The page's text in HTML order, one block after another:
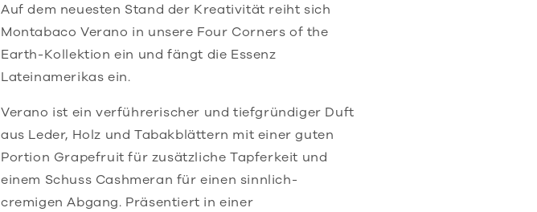
Auf dem neuesten Stand der Kreativität reiht sich
Montabaco Verano in unsere Four Corners of the
Earth-Kollektion ein und fängt die Essenz
Lateinamerikas ein.
Verano ist ein verführerischer und tiefgründiger Duft
aus Leder, Holz und Tabakblättern mit einer guten
Portion Grapefruit für zusätzliche Tapferkeit und
einem Schuss Cashmeran für einen sinnlich-
cremigen Abgang. Präsentiert in einer